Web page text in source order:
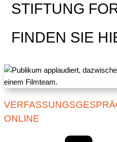
STIFTUNG
FINDEN SIE
ONLINE